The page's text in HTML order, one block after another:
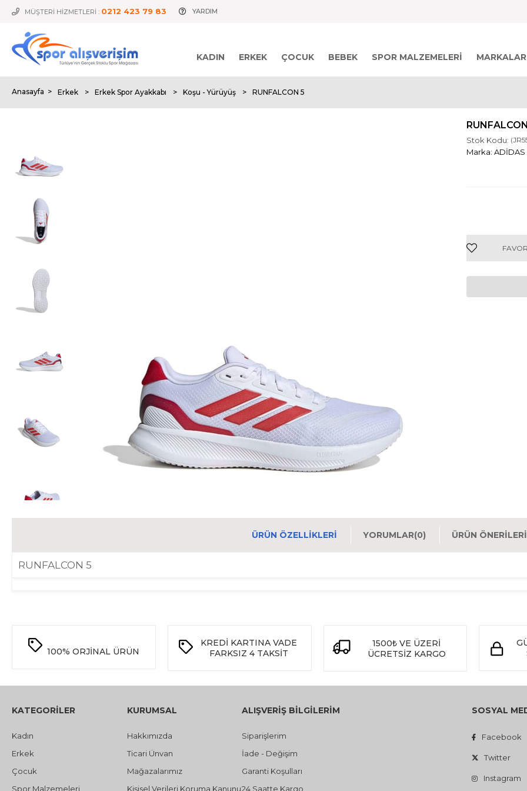
MÜŞTERİ HİZMETLERİ : 0212 423 79 83 YARDIM
KADIN ERKEK ÇOCUK BEBEK SPOR MALZEMELERI MARKALAR
Anasayfa > Erkek > Erkek Spor Ayakkabı > Koşu - Yürüyüş > RUNFALCON 5
Stok Kodu:
ADİDAS
ÜRÜN ÖZELLIKLERI YORUMLAR(0) ÜRÜN ÖNERILERI
RUNFALCON 5
100% ORJİNAL ÜRÜN
KREDİ KARTINA VADE
FARKSIZ 4 TAKSİT
1500₺VE ÜZERİ
ÜCRETSİZ KARGO
KATEGORİLER
Kadın
Erkek
Çocuk
Spor Malzemeleri
KURUMSAL
Hakkımızda
Ticari Ünvan
Mağazalarımız
Kişisel Verileri Koruma Kanunu
ALIŞVERİŞ BİLGİLERİM
Siparişlerim
İade - Değişim
Garanti Koşulları
24 Saatte Kargo
SOSYAL
Facebook
Twitter
Instagram